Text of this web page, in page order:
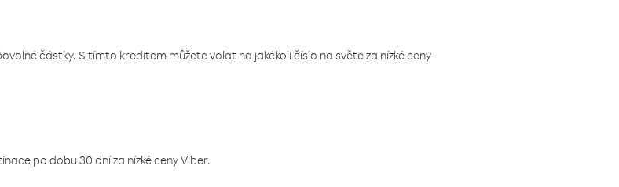
částky. S tímto kreditem můžete volat na jakékoli číslo na světe za nízké ceny
po dobu 30 dní za nízké ceny Viber.